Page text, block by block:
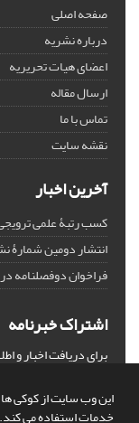
این وب سایت از کوکی ها
خدمات استفاده می کند.
صفحه اصلی
درباره نشریه
اعضای هیات تحریریه
ارسال مقاله
تماس با ما
نقشه سایت
آخرین اخبار
کسب رتبۀ علمی
انتشار دومین شمارۀ
فراخوان دوفصلنامه
اشتراک خبرنامه
برای دریافت اخبار و